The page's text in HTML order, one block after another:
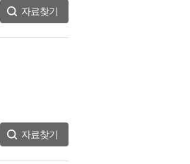
자료찾기
자료찾기